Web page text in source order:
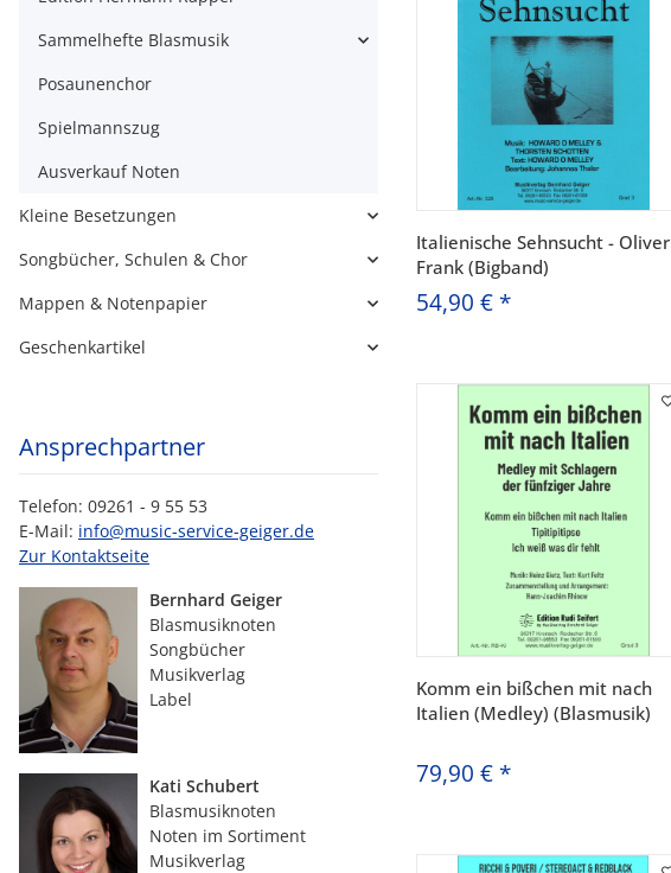
Italienische Sehnsucht - Oliver
Frank (Bigband)
54,90 € *
Komm ein bißchen mit nach
Italien (Medley) (Blasmusik)
79,90 € *
Sammelhefte Blasmusik
Posaunenchor
Spielmannszug
Ausverkauf Noten
Kleine Besetzungen
Songbücher, Schulen & Chor
Mappen & Notenpapier
Geschenkartikel
Ansprechpartner
Telefon: 09261 - 9 55 53
E-Mail: info@music-service-geiger.de
Zur Kontaktseite
Bernhard Geiger
Blasmusiknoten
Songbücher
Musikverlag
Label
Kati Schubert
Blasmusiknoten
Noten im Sortiment
Musikverlag